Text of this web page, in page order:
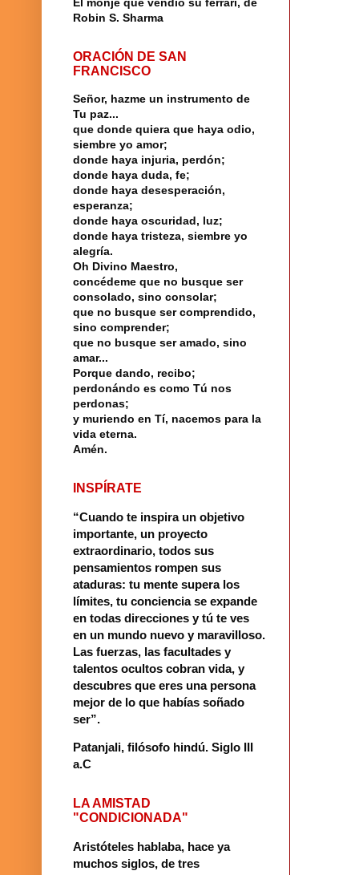
Robin S. Sharma
ORACIÓN DE SAN
FRANCISCO
Señor, hazme un instrumento de
Tu paz...
que donde quiera que haya odio,
siembre yo amor;
donde haya injuria, perdón;
donde haya duda, fe;
donde haya desesperación,
esperanza;
donde haya oscuridad, luz;
donde haya tristeza, siembre yo
alegría.
Oh Divino Maestro,
concédeme que no busque ser
consolado, sino consolar;
que no busque ser comprendido,
sino comprender;
que no busque ser amado, sino
amar...
Porque dando, recibo;
perdonándo es como Tú nos
perdonas;
y muriendo en Tí, nacemos para la
vida eterna.
Amén.
INSPÍRATE
“Cuando te inspira un objetivo
importante, un proyecto
extraordinario, todos sus
pensamientos rompen sus
ataduras: tu mente supera los
límites, tu conciencia se expande
en todas direcciones y tú te ves
en un mundo nuevo y maravilloso.
Las fuerzas, las facultades y
talentos ocultos cobran vida, y
descubres que eres una persona
mejor de lo que habías soñado
ser”.
Patanjali, filósofo hindú. Siglo III
a.C
LA AMISTAD
"CONDICIONADA"
Aristóteles hablaba, hace ya
muchos siglos, de tres